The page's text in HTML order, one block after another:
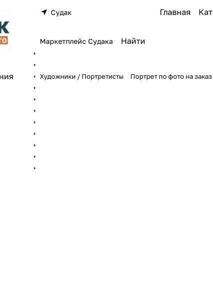
Судак Главная
Маркетплейс Судака
Художники / Портретисты Портрет по фото на заказ